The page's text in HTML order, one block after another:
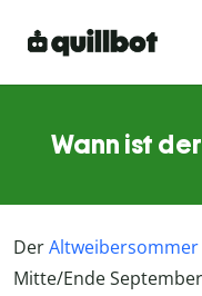
Wann ist
DerAltweibersommer
Mitte/Ende